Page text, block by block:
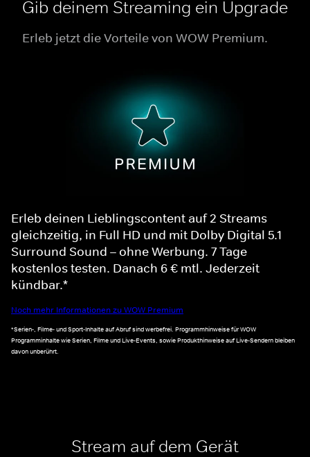
Gib deinem Streaming ein Upgrade
Erleb jetzt die Vorteile von WOW Premium.
Erleb deinen Lieblingscontent auf 2 Streams
gleichzeitig, in Full HD und mit Dolby Digital 5.1
Surround Sound – ohne Werbung. 7 Tage
kostenlos testen. Danach 6 € mtl. Jederzeit
kündbar.*
Noch mehr Informationen zu WOW Premium
*Serien-, Filme- und Sport-Inhalte auf Abruf sind werbefrei. Programmhinweise für WOW
Programminhalte wie Serien, Filme und Live-Events, sowie Produkthinweise auf Live-Sendern bleiben
davon unberührt.
Stream auf dem Gerät